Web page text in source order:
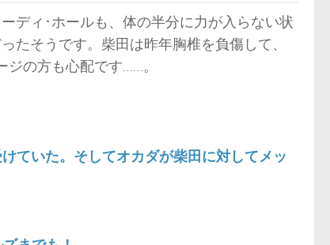
ディ･ホールも、体の半分に力が入らない状
たそうです。柴田は昨年胸椎を負傷して、
の方も心配です……。
ていた。そしてオカダが柴田に対してメッ